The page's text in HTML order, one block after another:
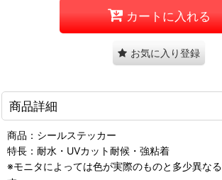
カートに入れる
お気に入り登録
商品詳細
商品：シールステッカー
特長：耐水・UVカット耐候・強粘着
※モニタによっては色が実際のものと多少異な